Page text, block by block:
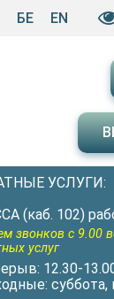
БЕ EN
УСЛУГИ:
(каб. 102)
звонков с 9.00
услуг
12.30-
суббота,